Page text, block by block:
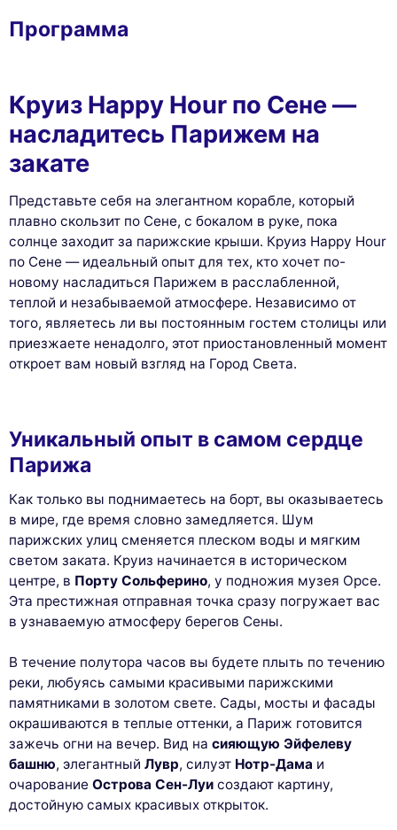
Программа
Круиз Happy Hour по Сене —
насладитесь Парижем на
закате
Представьте себя на элегантном корабле, который
плавно скользит по Сене, с бокалом в руке, пока
солнце заходит за парижские крыши. Круиз Happy Hour
по Сене — идеальный опыт для тех, кто хочет по-
новому насладиться Парижем в расслабленной,
теплой и незабываемой атмосфере. Независимо от
того, являетесь ли вы постоянным гостем столицы или
приезжаете ненадолго, этот приостановленный момент
откроет вам новый взгляд на Город Света.
Уникальный опыт в самом сердце
Парижа
Как только вы поднимаетесь на борт, вы оказываетесь
в мире, где время словно замедляется. Шум
парижских улиц сменяется плеском воды и мягким
светом заката. Круиз начинается в историческом
центре, в Порту Сольферино, у подножия музея Орсе.
Эта престижная отправная точка сразу погружает вас
в узнаваемую атмосферу берегов Сены.
В течение полутора часов вы будете плыть по течению
реки, любуясь самыми красивыми парижскими
памятниками в золотом свете. Сады, мосты и фасады
окрашиваются в теплые оттенки, а Париж готовится
зажечь огни на вечер. Вид на сияющую Эйфелеву
башню, элегантный Лувр, силуэт Нотр-Дама и
очарование Острова Сен-Луи создают картину,
достойную самых красивых открыток.